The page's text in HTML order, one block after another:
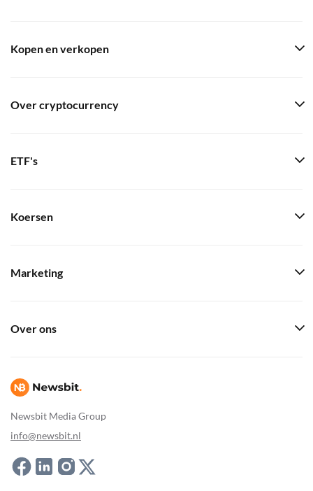
Newsbit Media Group
info@newsbit.nl
Kopen en verkopen
Over cryptocurrency
ETF's
Koersen
Marketing
Over ons